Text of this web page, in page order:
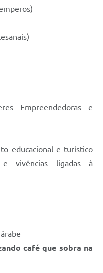
Empreendedoras e
educacional e turístico
e vivências ligadas à
café que sobra na